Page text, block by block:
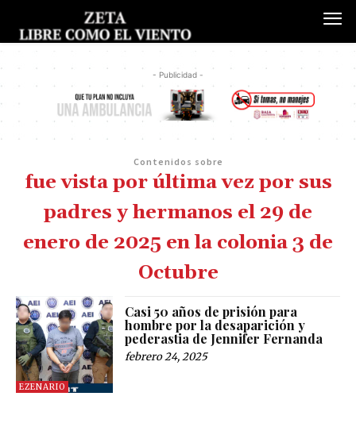
- Publicidad -
Contenidos sobre
fue vista por última vez por sus
padres y hermanos el 29 de
enero de 2025 en la colonia 3 de
Octubre
EZENARIO
Casi 50 años de prisión para
hombre por la desaparición y
pederastia de Jennifer Fernanda
febrero 24, 2025